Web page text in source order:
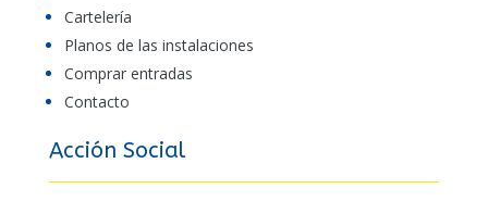
Cartelería
Planos de las instalaciones
Comprar entradas
Contacto
Acción Social